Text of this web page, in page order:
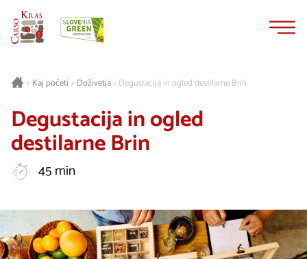
> Kaj početi > Doživetja> Degustacija in ogled destilarne Brin
Degustacija in ogled
destilarne Brin
45 min